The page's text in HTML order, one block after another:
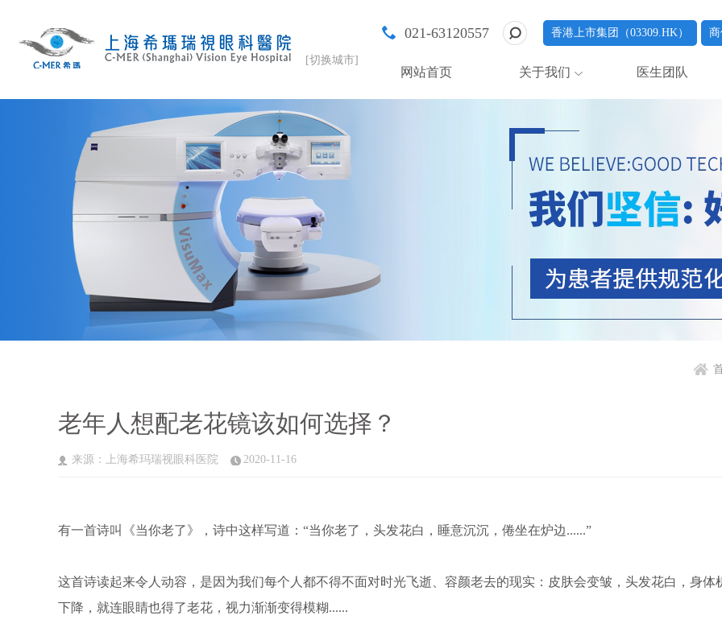
[切换城市]
021-63120557 香港上市集团（03309.HK）
网站首页 关于我们 医生团队
老年人想配老花镜该如何选择？
来源：上海希玛瑞视眼科医院 2020-11-16
有一首诗叫《当你老了》，诗中这样写道：“当你老了，头发花白，睡意沉沉，倦坐在炉边......”
这首诗读起来令人动容，是因为我们每个人都不得不面对时光飞逝、容颜老去的现实：皮肤会变皱，头发花白，身体
下降，就连眼睛也得了老花，视力渐渐变得模糊......